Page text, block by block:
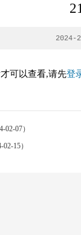
2024-
可以查看,请先登
02-07）
15）